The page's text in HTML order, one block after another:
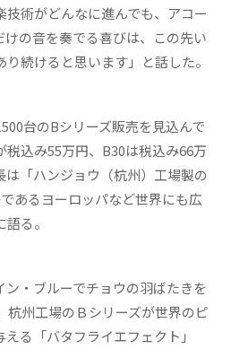
術がどんなに進んでも、アコー
けの音を奏でる喜びは、この先い
続けると思います」と話した。
台のBシリーズ販売を見込んで
税込み55万円、B30は税込み66万
「ハンジョウ（杭州）工場製の
あるヨーロッパなど世界にも広
る。
・ブルーでチョウの羽ばたきを
杭州工場のＢシリーズが世界のピ
る「バタフライエフェクト」